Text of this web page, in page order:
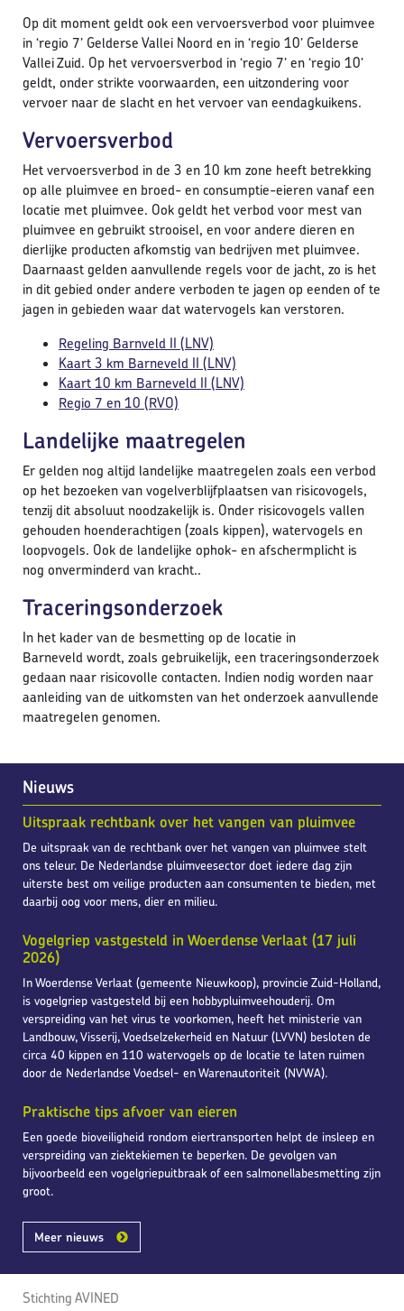
Nieuws
Uitspraak rechtbank over het vangen van pluimvee
De uitspraak van de rechtbank over het vangen van pluimvee stelt
ons teleur. De Nederlandse pluimveesector doet iedere dag zijn
uiterste best om veilige producten aan consumenten te bieden, met
daarbij oog voor mens, dier en milieu.
Vogelgriep vastgesteld in Woerdense Verlaat (17 juli
2026)
In Woerdense Verlaat (gemeente Nieuwkoop), provincie Zuid-Holland,
is vogelgriep vastgesteld bij een hobbypluimveehouderij. Om
verspreiding van het virus te voorkomen, heeft het ministerie van
Landbouw, Visserij, Voedselzekerheid en Natuur (LVVN) besloten de
circa 40 kippen en 110 watervogels op de locatie te laten ruimen
door de Nederlandse Voedsel- en Warenautoriteit (NVWA).
Praktische tips afvoer van eieren
Een goede bioveiligheid rondom eiertransporten helpt de insleep en
verspreiding van ziektekiemen te beperken. De gevolgen van
bijvoorbeeld een vogelgriepuitbraak of een salmonellabesmetting zijn
groot.
Meer nieuws
Stichting AVINED
Op dit moment geldt ook een vervoersverbod voor pluimvee
in ‘regio 7’ Gelderse Vallei Noord en in ‘regio 10’ Gelderse
Vallei Zuid. Op het vervoersverbod in ‘regio 7’ en ‘regio 10’
geldt, onder strikte voorwaarden, een uitzondering voor
vervoer naar de slacht en het vervoer van eendagkuikens.
Vervoersverbod
Het vervoersverbod in de 3 en 10 km zone heeft betrekking
op alle pluimvee en broed- en consumptie-eieren vanaf een
locatie met pluimvee. Ook geldt het verbod voor mest van
pluimvee en gebruikt strooisel, en voor andere dieren en
dierlijke producten afkomstig van bedrijven met pluimvee.
Daarnaast gelden aanvullende regels voor de jacht, zo is het
in dit gebied onder andere verboden te jagen op eenden of te
jagen in gebieden waar dat watervogels kan verstoren.
Regeling Barnveld II (LNV)
Kaart 3 km Barneveld II (LNV)
Kaart 10 km Barneveld II (LNV)
Regio 7 en 10 (RVO)
Landelijke maatregelen
Er gelden nog altijd landelijke maatregelen zoals een verbod
op het bezoeken van vogelverblijfplaatsen van risicovogels,
tenzij dit absoluut noodzakelijk is. Onder risicovogels vallen
gehouden hoenderachtigen (zoals kippen), watervogels en
loopvogels. Ook de landelijke ophok- en afschermplicht is
nog onverminderd van kracht..
Traceringsonderzoek
In het kader van de besmetting op de locatie in
Barneveld wordt, zoals gebruikelijk, een traceringsonderzoek
gedaan naar risicovolle contacten. Indien nodig worden naar
aanleiding van de uitkomsten van het onderzoek aanvullende
maatregelen genomen.